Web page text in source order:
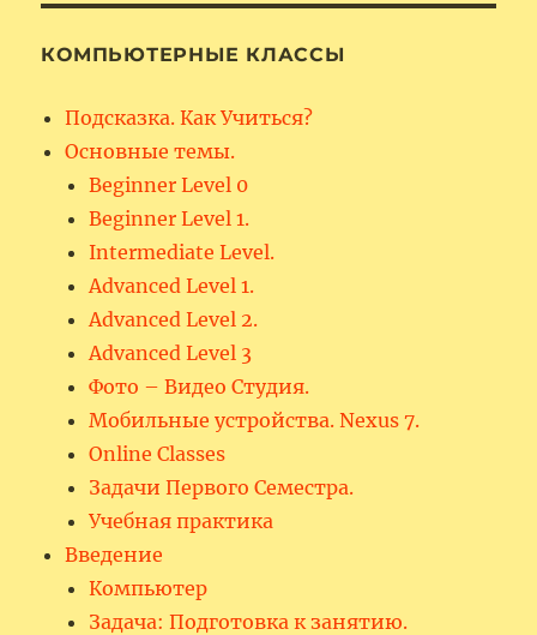
КОМПЬЮТЕРНЫЕ КЛАССЫ
Подсказка. Как Учиться?
Основные темы.
Beginner Level 0
Beginner Level 1.
Intermediate Level.
Advanced Level 1.
Advanced Level 2.
Advanced Level 3
Фото – Видео Студия.
Мобильные устройства. Nexus 7.
Online Classes
Задачи Первого Семестра.
Учебная практика
Введение
Компьютер
Задача: Подготовка к занятию.